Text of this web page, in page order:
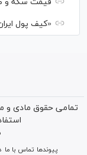
«کیف پول
تمامی حقوق مادی و
پیوندها تماس با ما